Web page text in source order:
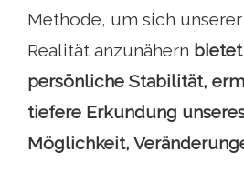
Methode, um sich
Realität anzunähern
persönliche Stabilität,
tiefere Erkundung
Möglichkeit,